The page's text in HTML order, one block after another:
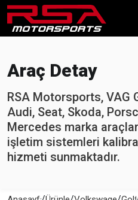
Araç Detay
RSA Motorsports, VAG
Audi, Seat, Skoda,
Mercedes marka
işletim sistemleri
hizmeti sunmaktadır.